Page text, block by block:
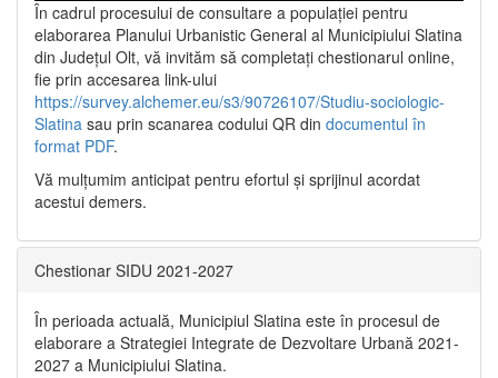
În cadrul procesului de consultare a populaţiei pentru
elaborarea Planului Urbanistic General al Municipiului Slatina
din Județul Olt, vă invităm să completați chestionarul online,
fie prin accesarea link-ului
https://survey.alchemer.eu/s3/90726107/Studiu-sociologic-
Slatina sau prin scanarea codului QR din documentul în
format PDF.
Vă mulţumim anticipat pentru efortul şi sprijinul acordat
acestui demers.
Chestionar SIDU 2021-2027
În perioada actuală, Municipiul Slatina este în procesul de
elaborare a Strategiei Integrate de Dezvoltare Urbană 2021‐
2027 a Municipiului Slatina.